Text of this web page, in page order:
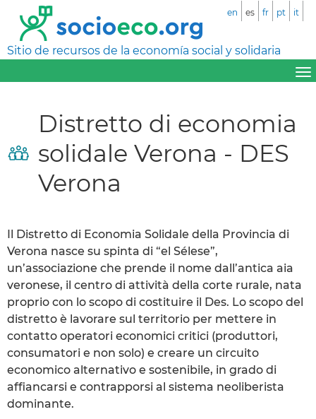
Sitio de recursos de la economía social y solidaria
en es fr pt it
Distretto di economia
solidale Verona - DES
Verona
Il Distretto di Economia Solidale della Provincia di
Verona nasce su spinta di “el Sélese”,
un’associazione che prende il nome dall’antica aia
veronese, il centro di attività della corte rurale, nata
proprio con lo scopo di costituire il Des. Lo scopo del
distretto è lavorare sul territorio per mettere in
contatto operatori economici critici (produttori,
consumatori e non solo) e creare un circuito
economico alternativo e sostenibile, in grado di
affiancarsi e contrapporsi al sistema neoliberista
dominante.